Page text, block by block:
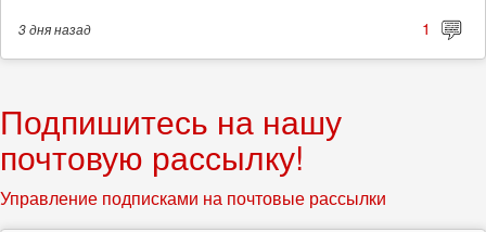
3 дняназад 1
Подпишитесь на нашу
почтовую рассылку!
Управление подписками на почтовые рассылки